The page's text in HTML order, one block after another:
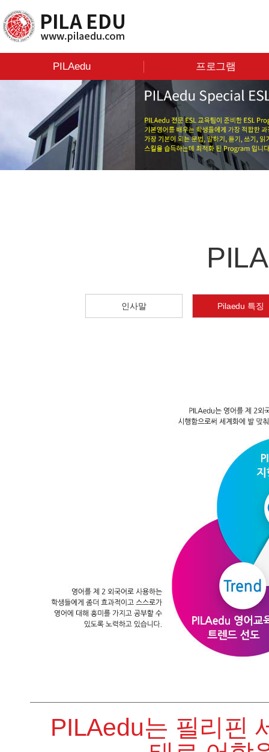
PILAedu 프로그램
인사말 Pilaedu 특징
PILAedu는 필리핀